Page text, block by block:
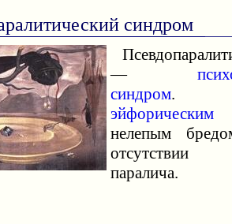
синдром
—
синдром.
эйфорическим
нелепым
отсутствии
паралича.